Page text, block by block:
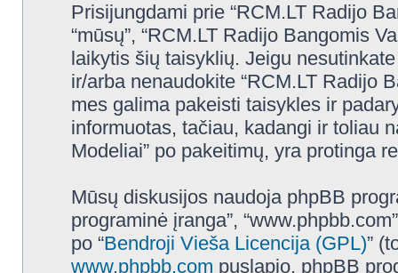
Prisijungdami prie “RCM.LT Radijo
“mūsų”, “RCM.LT Radijo Bangomis
laikytis šių taisyklių. Jeigu
ir/arba nenaudokite “RCM.LT Radijo
mes galima pakeisti taisykles ir
informuotas, tačiau, kadangi ir toliau
Modeliai” po pakeitimų, yra protinga
Mūsų diskusijos naudoja phpBB
programinė įranga”,
po “Bendroji Vieša Licencija (GPL)”
www.phpbb.com puslapio. phpBB